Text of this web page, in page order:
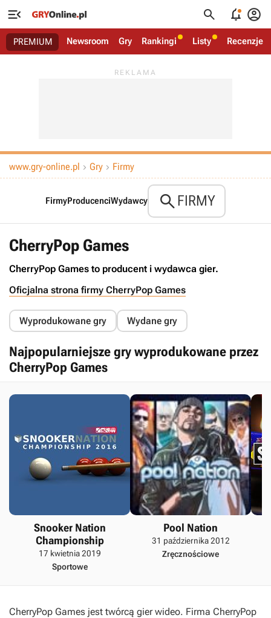
   
PREMIUM Newsroom Gry Rankingi Listy Recenzje
www.gry-online.pl  Gry  Firmy
FirmyProducenciWydawcy FIRMY
CherryPop Games
CherryPop Games to producent i wydawca gier.
Oficjalna strona firmy CherryPop Games
Wyprodukowane gry Wydane gry
Najpopularniejsze gry wyprodukowane przez
CherryPop Games
Snooker Nation
Championship
17 kwietnia 2019
Sportowe
Pool Nation
31 października 2012
Zręcznościowe
CherryPop Games jest twórcą gier wideo. Firma CherryPop